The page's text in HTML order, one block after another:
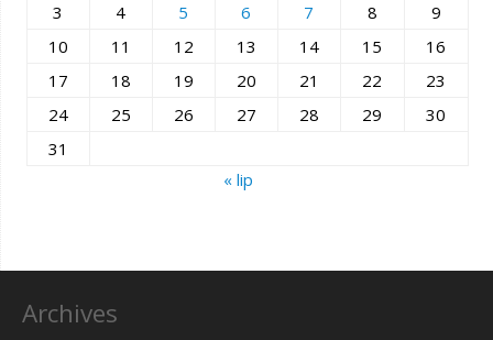
3
4 5 6 7 8
9
10
11 12 13 14 15
16
17
18 19 20 21 22
23
24
25 26 27 28 29
30
31
« lip
Archives